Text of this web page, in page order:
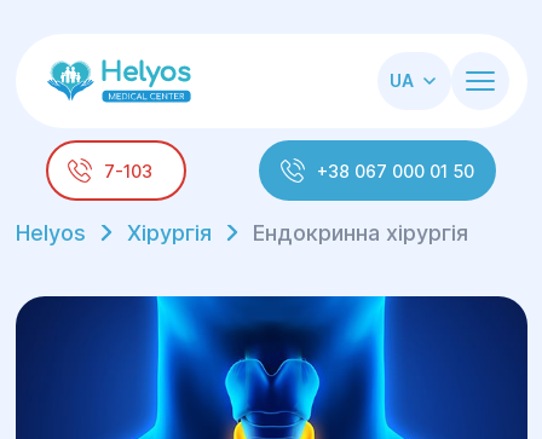
UA
7-103 +38 067 000 01 50
Helyos Хірургія Ендокринна хірургія